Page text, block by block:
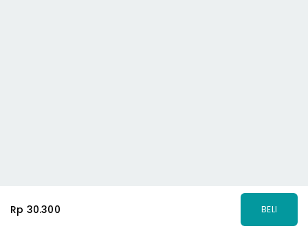
Rp 30.300 BELI